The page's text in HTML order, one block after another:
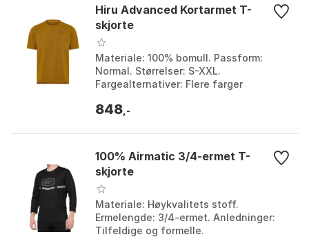
Hiru Advanced Kortarmet T-
skjorte
Materiale: 100% bomull. Passform:
Normal. Størrelser: S-XXL.
Fargealternativer: Flere farger
2. Størrelse: 3XL, L, M, S,...
848 ,-
100% Airmatic 3/4-ermet T-
skjorte
Materiale: Høykvalitets stoff.
Ermelengde: 3/4-ermet. Anledninger:
Tilfeldige og formelle.